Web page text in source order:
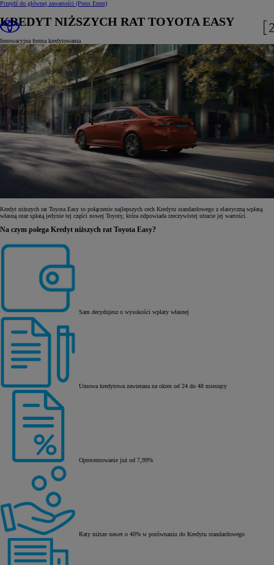
Przejdź do głównej zawartości (Press Enter)
KREDYT NIŻSZYCH RAT TOYOTA EASY
Innowacyjna forma kredytowania
Kredyt niższych rat Toyota Easy to połączenie najlepszych cech Kredytu standardowego z elastyczną wpłatą
własną oraz spłatą jedynie tej części nowej Toyoty, która odpowiada rzeczywistej utracie jej wartości.
Na czym polega Kredyt niższych rat Toyota Easy?
Sam decydujesz o wysokości wpłaty własnej
Umowa kredytowa zawierana na okres od 24 do 48 miesięcy
Oprocentowanie już od 7,99%
Raty niższe nawet o 40% w porównaniu do Kredytu standardowego